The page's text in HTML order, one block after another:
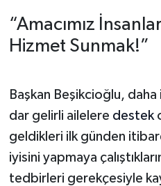
“Amacımız
Hizmet Sunmak!”
Başkan Beşikcioğlu,
dar gelirli ailelere destek
geldikleri ilk günden
iyisini yapmaya
tedbirleri gerekçesiyle